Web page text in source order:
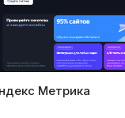
Метрика